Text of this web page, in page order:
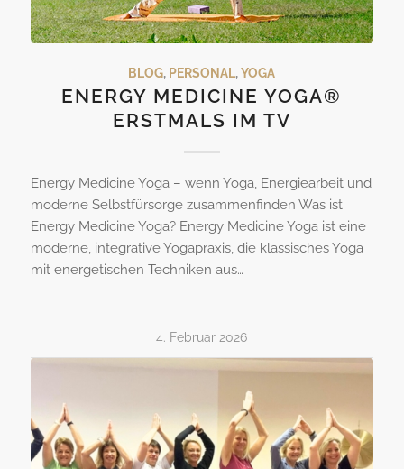
BLOG, PERSONAL,YOGA
ENERGY MEDICINE YOGA®
ERSTMALS IM TV
Energy Medicine Yoga – wenn Yoga, Energiearbeit und
moderne Selbstfürsorge zusammenfinden Was ist
Energy Medicine Yoga? Energy Medicine Yoga ist eine
moderne, integrative Yogapraxis, die klassisches Yoga
mit energetischen Techniken aus…
4. Februar 2026